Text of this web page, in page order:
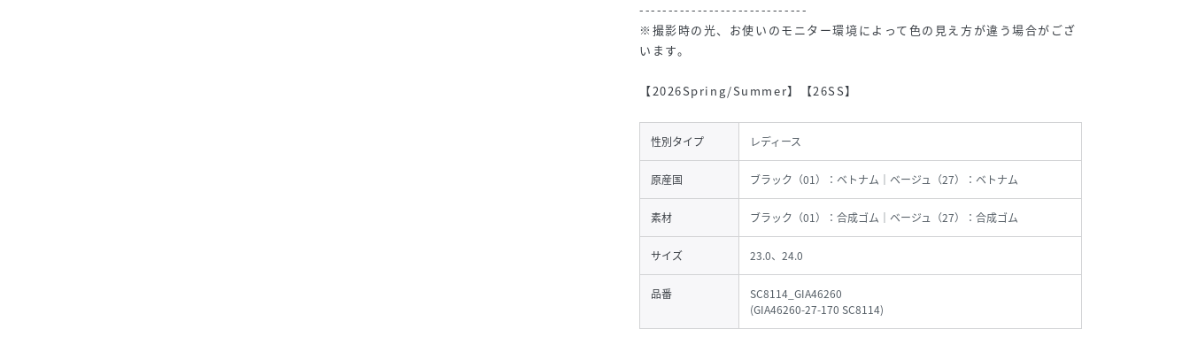
-----------------------------
※撮影時の光、お使いのモニター環境によって色の見え方が違う場合がござ
います。
【2026Spring/Summer】【26SS】
性別タイプ レディース
原産国 ブラック（01）：ベトナム｜ベージュ（27）：ベトナム
素材 ブラック（01）：合成ゴム｜ベージュ（27）：合成ゴム
サイズ 23.0、24.0
品番
SC8114_GIA46260
(GIA46260-27-170 SC8114)